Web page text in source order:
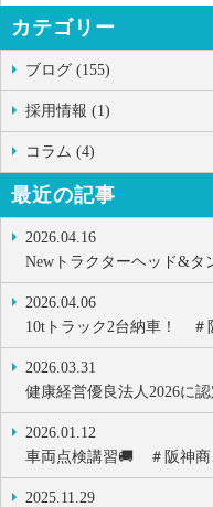
カテゴリー
ブログ (155)
採用情報 (1)
コラム (4)
最近の記事
2026.04.16
Newトラクターヘッド&タ
2026.04.06
10tトラック2台納車！ ＃
2026.03.31
健康経営優良法人2026に
2026.01.12
車両点検講習🚚 ＃阪神商
2025.11.29